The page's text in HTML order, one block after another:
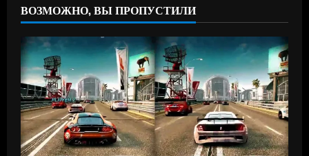
ВОЗМОЖНО, ВЫ ПРОПУСТИЛИ